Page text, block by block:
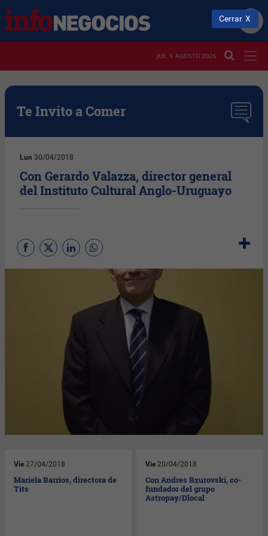
JUE. 6 AGOSTO 2026
Te Invito a Comer
Lun 30/04/2018
Con Gerardo Valazza, director general
del Instituto Cultural Anglo-Uruguayo
Vie 27/04/2018
Mariela Barrios, directora de
Tits
Vie 20/04/2018
Con Andres Bzurovski, co-
fundador del grupo
Astropay/Dlocal
Cerrar